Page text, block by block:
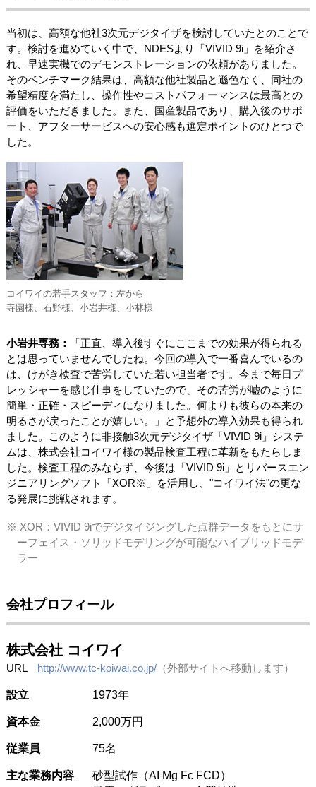
当初は、高額な他社3次元デジタイザを検討していたとのことで
す。検討を進めていく中で、NDESより「VIVID 9i」を紹介さ
れ、早速実機でのデモンストレーションの依頼がありました。
そのベンチマーク結果は、高額な他社製品と遜色なく、同社の
希望精度を満たし、操作性やコストパフォーマンスは最高との
評価をいただきました。また、国産製品であり、購入後のサポ
ート、アフターサービスへの安心感も選定ポイントのひとつで
した。
コイワイの若手スタッフ：左から
寺園様、石野様、小岩井様、小林様
小岩井専務：
「正直、導入後すぐにここまでの効果が得られる
とは思っていませんでしたね。今回の導入で一番喜んでいるの
は、けがき検査で苦労していた若い担当者です。今まで毎日プ
レッシャーを感じ仕事をしていたので、その苦労が嘘のように
簡単・正確・スピーディになりました。何よりも彼らの本来の
明るさが戻ったことが嬉しい。」と予想外の導入効果も得られ
ました。このように非接触3次元デジタイザ「VIVID 9i」システ
ムは、株式会社コイワイ様の製品検査工程に革新をもたらしま
した。検査工程のみならず、今後は「VIVID 9i」とリバースエン
ジニアリングソフト「XOR※」を活用し、"コイワイ法"の更な
る発展に挑戦されます。
※ XOR：VIVID 9iでデジタイジングした点群データをもとにサ
ーフェイス・ソリッドモデリングが可能なハイブリッドモデ
ラー
会社プロフィール
株式会社 コイワイ
URL http://www.tc-koiwai.co.jp/（外部サイトへ移動します）
設立 1973年
資本金 2,000万円
従業員 75名
主な業務内容
砂型試作（AI Mg Fc FCD）